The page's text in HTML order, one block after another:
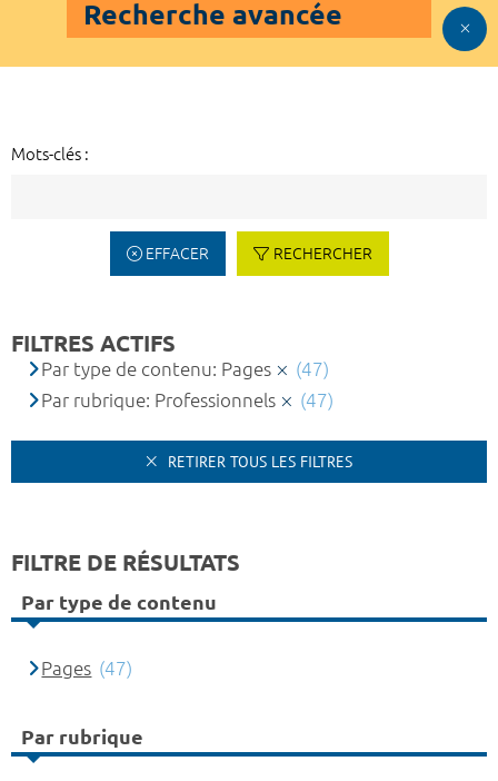
Recherche avancée
Mots-clés :
EFFACER RECHERCHER
FILTRES ACTIFS
Par type de contenu: Pages
(47)
Par rubrique: Professionnels
(47)
RETIRER TOUS LES FILTRES
FILTRE DE RÉSULTATS
Par type de contenu
Pages (47)
Par rubrique